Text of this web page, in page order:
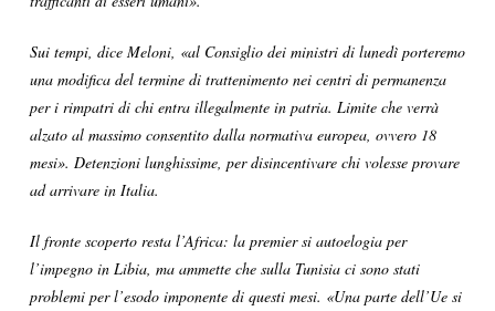
Sui tempi, dice Meloni, «al Consiglio dei ministri di lunedì porteremo
una modifica del termine di trattenimento nei centri di permanenza
per i rimpatri di chi entra illegalmente in patria. Limite che verrà
alzato al massimo consentito dalla normativa europea, ovvero 18
mesi». Detenzioni lunghissime, per disincentivare chi volesse provare
ad arrivare in Italia.
Il fronte scoperto resta l’Africa: la premier si autoelogia per
l’impegno in Libia, ma ammette che sulla Tunisia ci sono stati
problemi per l’esodo imponente di questi mesi. «Una parte dell’Ue si